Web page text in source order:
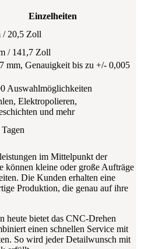
Einzelheiten
/ 20,5 Zoll
/ 141,7 Zoll
mm, Genauigkeit bis zu +/- 0,005
Auswahlmöglichkeiten
Elektropolieren,
und mehr
im Mittelpunkt der
können kleine oder große Aufträge
Die Kunden erhalten eine
Produktion, die genau auf ihre
heute bietet das CNC-Drehen
einen schnellen Service mit
So wird jeder Detailwunsch mit